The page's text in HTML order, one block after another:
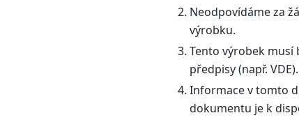
Neodpovídáme za
výrobku.
Tento výrobek musí
předpisy (např. VDE).
Informace v tomto
dokumentu je k